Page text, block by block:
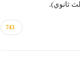
ثانوي).
743